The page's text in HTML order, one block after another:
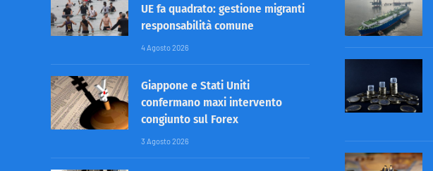
UE fa quadrato: gestione migranti
responsabilità comune
4 Agosto 2026
Giappone e Stati Uniti
confermano maxi intervento
congiunto sul Forex
3 Agosto 2026